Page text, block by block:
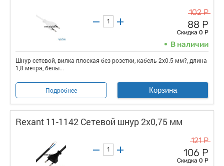
102 Р
88 Р
Скидка 0 Р
В наличии
Шнур сетевой, вилка плоская без розетки, кабель 2x0.5 мм?, длина
1,8 метра, белы...
Подробнее Корзина
Rexant 11-1142 Сетевой шнур 2х0,75 мм
121 Р
106 Р
Скидка 0 Р